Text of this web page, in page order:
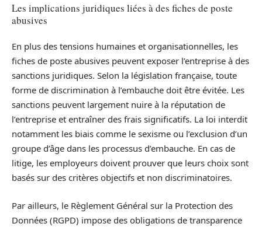
Les implications juridiques liées à des fiches de poste
abusives
En plus des tensions humaines et organisationnelles, les
fiches de poste abusives peuvent exposer l’entreprise à des
sanctions juridiques. Selon la législation française, toute
forme de discrimination à l’embauche doit être évitée. Les
sanctions peuvent largement nuire à la réputation de
l’entreprise et entraîner des frais significatifs. La loi interdit
notamment les biais comme le sexisme ou l’exclusion d’un
groupe d’âge dans les processus d’embauche. En cas de
litige, les employeurs doivent prouver que leurs choix sont
basés sur des critères objectifs et non discriminatoires.
Par ailleurs, le Règlement Général sur la Protection des
Données (RGPD) impose des obligations de transparence